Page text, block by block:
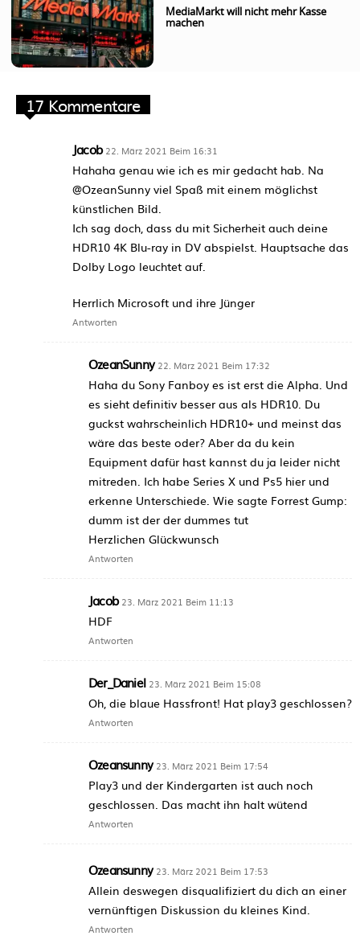
MediaMarkt will nicht mehr Kasse
machen
17 Kommentare
Jacob 22. März 2021 Beim 16:31
Hahaha genau wie ich es mir gedacht hab. Na
@OzeanSunny viel Spaß mit einem möglichst
künstlichen Bild.
Ich sag doch, dass du mit Sicherheit auch deine
HDR10 4K Blu-ray in DV abspielst. Hauptsache das
Dolby Logo leuchtet auf.
Herrlich Microsoft und ihre Jünger
Antworten
OzeanSunny 22. März 2021 Beim 17:32
Haha du Sony Fanboy es ist erst die Alpha. Und
es sieht definitiv besser aus als HDR10. Du
guckst wahrscheinlich HDR10+ und meinst das
wäre das beste oder? Aber da du kein
Equipment dafür hast kannst du ja leider nicht
mitreden. Ich habe Series X und Ps5 hier und
erkenne Unterschiede. Wie sagte Forrest Gump:
dumm ist der der dummes tut
Herzlichen Glückwunsch
Antworten
Jacob 23. März 2021 Beim 11:13
HDF
Antworten
Der_Daniel 23. März 2021 Beim 15:08
Oh, die blaue Hassfront! Hat play3 geschlossen?
Antworten
Ozeansunny 23. März 2021 Beim 17:54
Play3 und der Kindergarten ist auch noch
geschlossen. Das macht ihn halt wütend
Antworten
Ozeansunny 23. März 2021 Beim 17:53
Allein deswegen disqualifiziert du dich an einer
vernünftigen Diskussion du kleines Kind.
Antworten